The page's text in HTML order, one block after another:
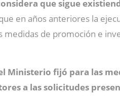
que sigue
en años anteriores la
medidas de promoción e
fijó para las
a las solicitudes